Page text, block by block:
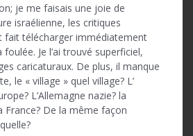
je me faisais une joie de
israélienne, les critiques
fait télécharger immédiatement
Je l’ai trouvé superficiel,
caricaturaux. De plus, il manque
le « village » quel village? L’
L’Allemagne nazie? la
France? De la même façon